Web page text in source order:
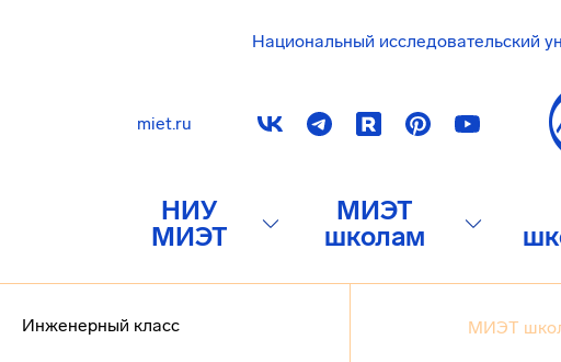
Национальный исследовательский
miet.ru
НИУ
МИЭТ
МИЭТ
школам
Инженерный класс МИЭТ